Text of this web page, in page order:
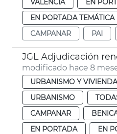
EN PORTADA TEMÁTICA
CAMPANAR
PAI
modificado hace 8
URBANISMO Y VIVIENDA
URBANISMO
CAMPANAR
EN PORTADA
EN